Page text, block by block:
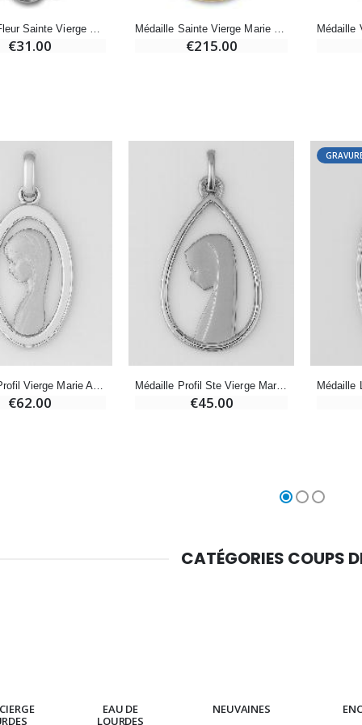
€10.00
€12.00 €9.60
€7.90
-10%
Bougie Neuvaine pour une Guérison - 17.5cm
€21.90
€12.90
Médaille Miraculeuse Rose - 19mm
Médaille Fleur Sainte Vierge Marie - Argent 925/1000
€31.00
Médaille Sainte Vierge Marie en Or 375/1000
€215.00
Médaille Profil Vierge Marie Ajourée - Argent 925/1000
€62.00
Médaille Profil Ste Vierge Marie Ajourée - Argent 925/1000
€45.00
CATÉGORIES COUPS
EAU DE
LOURDES
NEUVAINES